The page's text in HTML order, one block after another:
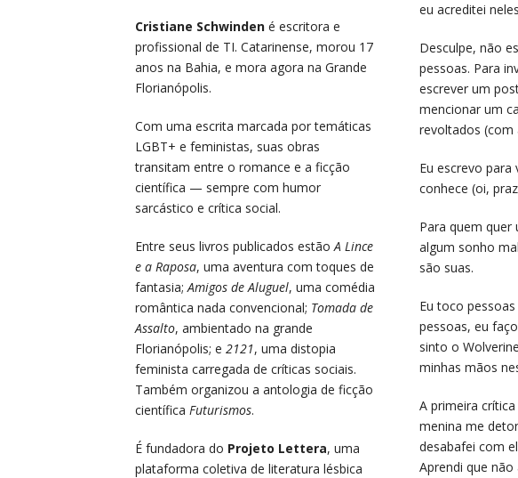
eu acreditei
Desculpe, não
pessoas. Para
escrever um
mencionar um
revoltados (com
Eu escrevo
conhece (oi,
Para quem quer
algum sonho
são suas.
Eu toco
pessoas, eu
sinto o
minhas mãos
A primeira
menina me
desabafei com
Aprendi que
Cristiane Schwinden é escritora e
profissional de TI. Catarinense, morou 17
anos na Bahia, e mora agora na Grande
Florianópolis.
Com uma escrita marcada por temáticas
LGBT+ e feministas, suas obras
transitam entre o romance e a ficção
científica — sempre com humor
sarcástico e crítica social.
Entre seus livros publicados estão A Lince
e a Raposa, uma aventura com toques de
fantasia; Amigos de Aluguel, uma comédia
romântica nada convencional; Tomada de
Assalto, ambientado na grande
Florianópolis; e 2121, uma distopia
feminista carregada de críticas sociais.
Também organizou a antologia de ficção
científica Futurismos.
É fundadora do Projeto Lettera, uma
plataforma coletiva de literatura lésbica